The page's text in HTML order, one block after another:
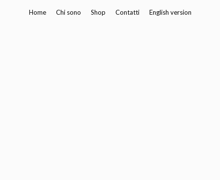
Home Chi sono Shop Contatti English version